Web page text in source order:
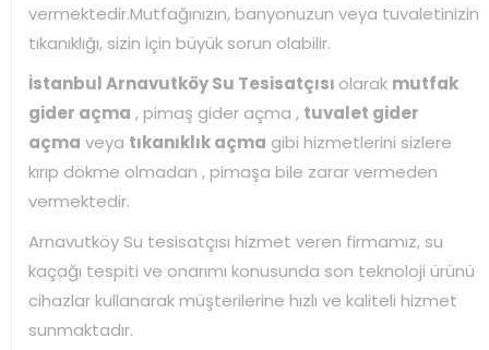
vermektedir.Mutfağınızın, banyonuzun veya tuvaletinizin
tıkanıklığı, sizin için büyük sorun olabilir.
İstanbul Arnavutköy Su Tesisatçısı olarak mutfak
gider açma , pimaş gider açma , tuvalet gider
açma veya tıkanıklık açma gibi hizmetlerini sizlere
kırıp dökme olmadan , pimaşa bile zarar vermeden
vermektedir.
Arnavutköy Su tesisatçısı hizmet veren firmamız, su
kaçağı tespiti ve onarımı konusunda son teknoloji ürünü
cihazlar kullanarak müşterilerine hızlı ve kaliteli hizmet
sunmaktadır.